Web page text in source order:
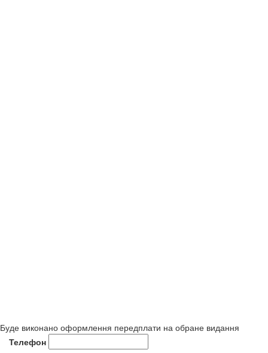
Буде виконано оформлення передплати на обране видання
Телефон